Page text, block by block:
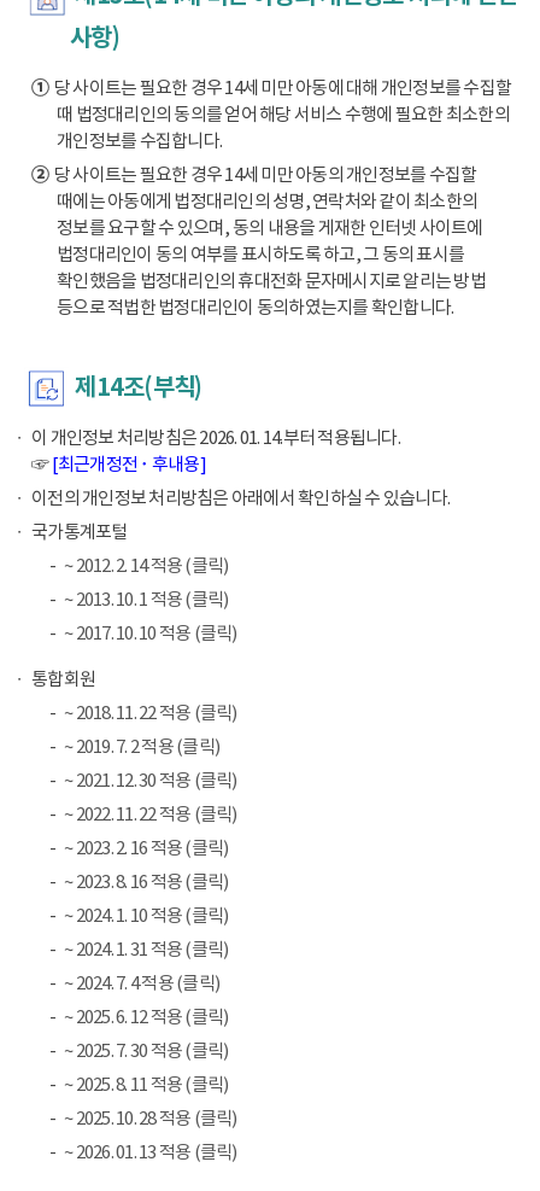
사항)
①당 사이트는 필요한 경우 14세 미만 아동에 대해 개인정보를 수집할
때 법정대리인의 동의를 얻어 해당 서비스 수행에 필요한 최소한의
개인정보를 수집합니다.
②당 사이트는 필요한 경우 14세 미만 아동의 개인정보를 수집할
때에는 아동에게 법정대리인의 성명, 연락처와 같이 최소한의
정보를 요구할 수 있으며, 동의 내용을 게재한 인터넷 사이트에
법정대리인이 동의 여부를 표시하도록 하고, 그 동의 표시를
확인했음을 법정대리인의 휴대전화 문자메시지로 알리는 방법
등으로 적법한 법정대리인이 동의하였는지를 확인합니다.
제14조(부칙)
이 개인정보 처리방침은 2026. 01. 14.부터 적용됩니다.
☞[최근개정전 ･ 후내용]
이전의 개인정보 처리방침은 아래에서 확인하실 수 있습니다.
국가통계포털
~ 2012. 2. 14 적용 (클릭)
~ 2013. 10. 1 적용 (클릭)
~ 2017. 10. 10 적용 (클릭)
통합회원
~ 2018. 11. 22 적용 (클릭)
~ 2019. 7. 2 적용 (클릭)
~ 2021. 12. 30 적용 (클릭)
~ 2022. 11. 22 적용 (클릭)
~ 2023. 2. 16 적용 (클릭)
~ 2023. 8. 16 적용 (클릭)
~ 2024. 1. 10 적용 (클릭)
~ 2024. 1. 31 적용 (클릭)
~ 2024. 7. 4 적용 (클릭)
~ 2025. 6. 12 적용 (클릭)
~ 2025. 7. 30 적용 (클릭)
~ 2025. 8. 11 적용 (클릭)
~ 2025. 10. 28 적용 (클릭)
~ 2026. 01. 13 적용 (클릭)